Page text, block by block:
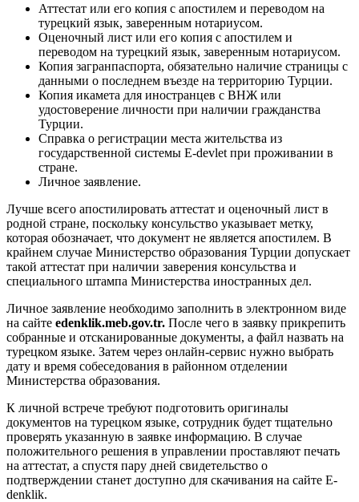
Аттестат или его копия с апостилем и переводом на
турецкий язык, заверенным нотариусом.
Оценочный лист или его копия с апостилем и
переводом на турецкий язык, заверенным нотариусом.
Копия загранпаспорта, обязательно наличие страницы с
данными о последнем въезде на территорию Турции.
Копия икамета для иностранцев с ВНЖ или
удостоверение личности при наличии гражданства
Турции.
Справка о регистрации места жительства из
государственной системы E-devlet при проживании в
стране.
Личное заявление.
Лучше всего апостилировать аттестат и оценочный лист в
родной стране, поскольку консульство указывает метку,
которая обозначает, что документ не является апостилем. В
крайнем случае Министерство образования Турции допускает
такой аттестат при наличии заверения консульства и
специального штампа Министерства иностранных дел.
Личное заявление необходимо заполнить в электронном виде
на сайте edenklik.meb.gov.tr. После чего в заявку прикрепить
собранные и отсканированные документы, а файл назвать на
турецком языке. Затем через онлайн-сервис нужно выбрать
дату и время собеседования в районном отделении
Министерства образования.
К личной встрече требуют подготовить оригиналы
документов на турецком языке, сотрудник будет тщательно
проверять указанную в заявке информацию. В случае
положительного решения в управлении проставляют печать
на аттестат, а спустя пару дней свидетельство о
подтверждении станет доступно для скачивания на сайте E-
denklik.